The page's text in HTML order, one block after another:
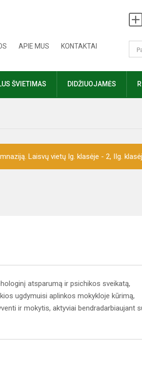
APIE MUS KONTAKTAI
ŠVIETIMAS DIDŽIUOJAMĖS
Laisvų vietų Ig. klasėje - 2, IIg.
atsparumą ir psichikos sveikatą,
ugdymuisi aplinkos mokykloje kūrimą,
ir mokytis, aktyviai bendradarbiaujant